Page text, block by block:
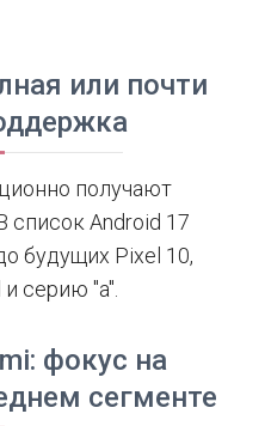
или почти
получают
список Android 17
будущих Pixel 10,
серию "a".
фокус на
сегменте